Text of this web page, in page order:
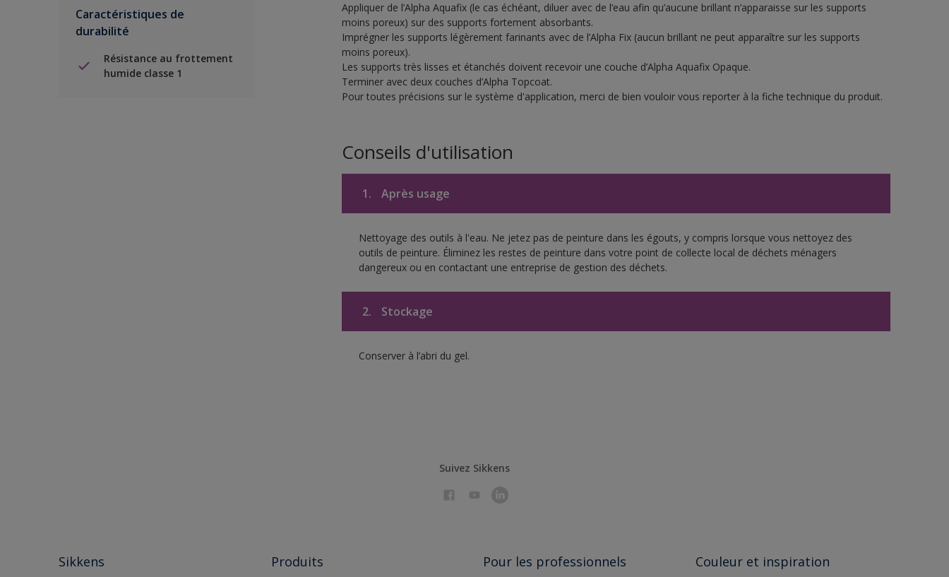
Caractéristiques de
durabilité
Résistance au frottement
humide classe 1
Appliquer de l’Alpha Aquafix (le cas échéant, diluer avec de l’eau afin qu’aucune brillant n’apparaisse sur les supports
moins poreux) sur des supports fortement absorbants.
Imprégner les supports légèrement farinants avec de l’Alpha Fix (aucun brillant ne peut apparaître sur les supports
moins poreux).
Les supports très lisses et étanchés doivent recevoir une couche d’Alpha Aquafix Opaque.
Terminer avec deux couches d’Alpha Topcoat.
Pour toutes précisions sur le système d'application, merci de bien vouloir vous reporter à la fiche technique du produit.
Conseils d'utilisation
1. Après usage
Nettoyage des outils à l'eau. Ne jetez pas de peinture dans les égouts, y compris lorsque vous nettoyez des
outils de peinture. Éliminez les restes de peinture dans votre point de collecte local de déchets ménagers
dangereux ou en contactant une entreprise de gestion des déchets.
2. Stockage
Conserver à l’abri du gel.
Suivez Sikkens
Sikkens Produits Pour les professionnels Couleur et inspiration